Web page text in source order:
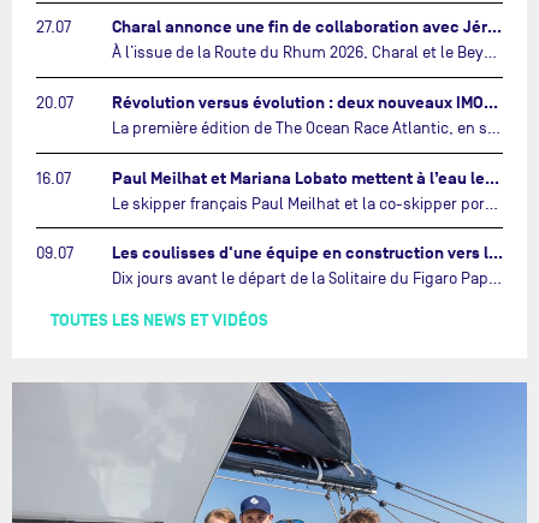
27.07 Charal annonce une fin de collaboration avec Jérémie Beyou et le Beyou Racing après la Route du Rhum…
À l’issue de la Route du Rhum 2026, Charal et le Beyou Racing mettront fin à leur collaboration. Il a été décidé de manière concertée, après dix ans d’une collaboration riche et performante, d’ouvrir une nouvelle ère pour le projet du Charal Sailing Team.…
20.07 Révolution versus évolution : deux nouveaux IMOCA très différents se préparent pour The Ocean Race Atlantic…
16.07 Paul Meilhat et Mariana Lobato mettent à l’eau leur bateau et lancent leur nouvelle campagne « United by the Ocean »…
Le skipper français Paul Meilhat et la co-skipper portugaise Mariana Lobato mettent à l’eau aujourd’hui à Lorient leur IMOCA à bord duquel ils participeront à The Ocean Race Atlantic (septembre 2026) puis à The Ocean Race, le tour du monde en équipage (janvier 2027).…
09.07 Les coulisses d'une équipe en construction vers le Vendée Globe…
Dix jours avant le départ de la Solitaire du Figaro Paprec, enjeu sportif majeur de la saison du Team Paprec, en plein chantier du futur IMOCA Paprec, l’équipe a dû s’adapter au forfait de Yoann Richomme pour blessure.…
TOUTES LES NEWS ET VIDÉOS